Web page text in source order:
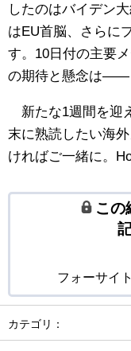
したのはバイデン
はEU首脳、さらに
す。10日付の主要
の期待と懸念は――
新たな1週間を迎
末に熟読したい海
ければご一緒に。
この
フォーサイ
カテゴリ：